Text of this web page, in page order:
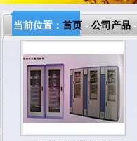
当前位置： 首页 - 公司产品 -